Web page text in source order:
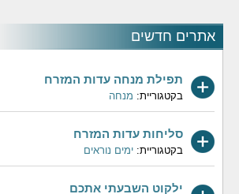
אתרים חדשים
תפילת מנחה עדות המזרח
בקטגוריית: מנחה
סליחות עדות המזרח
בקטגוריית: ימים נוראים
ילקוט השבעתי אתכם